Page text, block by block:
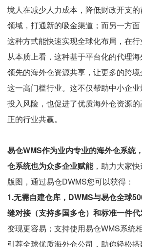
境人在减少人力成本，降低财政开支
领域，打通新的吸金渠道；而另一方
这种方式能快速实现全球化布局，在行
从本质上看，这种基于平台化的代理
领先的海外仓资源共享，让更多的跨
这一高门槛行业。这不仅帮助中小企
投入风险，也促进了优质海外仓资源
正的行业共赢。
易仓WMS作为业内专业的海外仓系统
仓系统也为众多企业赋能，助力大家
版图，通过易仓DWMS您可以获得：
1.无需自建仓库，DWMS与易仓全球
缝对接（支持多国多仓）和标准一件
变现更容易；支持使用易仓WMS系统
引荐全球优质海外仓公司，助你轻松